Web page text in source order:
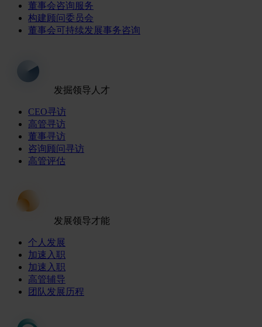
董事会咨询服务
构建顾问委员会
董事会可持续发展事务咨询
发掘领导人才
CEO寻访
高管寻访
董事寻访
咨询顾问寻访
高管评估
发展领导才能
个人发展
加速入职
加速入职
高管辅导
团队发展历程